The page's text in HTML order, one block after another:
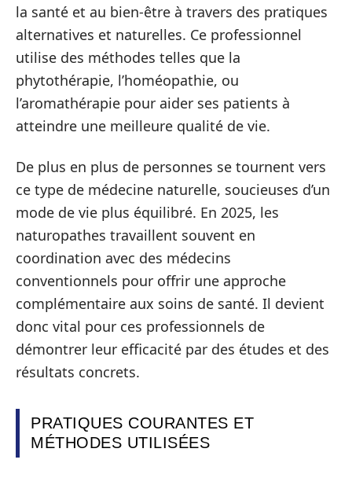
la santé et au bien-être à travers des pratiques
alternatives et naturelles. Ce professionnel
utilise des méthodes telles que la
phytothérapie, l’homéopathie, ou
l’aromathérapie pour aider ses patients à
atteindre une meilleure qualité de vie.
De plus en plus de personnes se tournent vers
ce type de médecine naturelle, soucieuses d’un
mode de vie plus équilibré. En 2025, les
naturopathes travaillent souvent en
coordination avec des médecins
conventionnels pour offrir une approche
complémentaire aux soins de santé. Il devient
donc vital pour ces professionnels de
démontrer leur efficacité par des études et des
résultats concrets.
PRATIQUES COURANTES ET
MÉTHODES UTILISÉES